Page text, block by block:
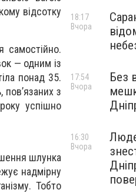
відсотку
— одним із
понад 35.
з
успішно
шлунка
надмірну
Тобто
18:17
Вчора
Без
17:54
Вчора
16:30
Вчора